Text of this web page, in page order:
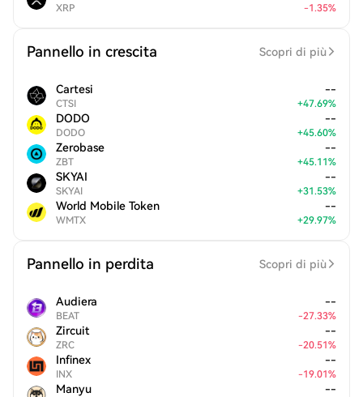
XRP -1.35%
Pannello in crescita Scopri di più
Cartesi
CTSI
--
+47.69%
DODO
DODO
--
+45.60%
Zerobase
ZBT
--
+45.11%
SKYAI
SKYAI
--
+31.53%
World Mobile Token
WMTX
--
+29.97%
Pannello in perdita Scopri di più
Audiera
BEAT
--
-27.33%
Zircuit
ZRC
--
-20.51%
Infinex
INX
--
-19.01%
Manyu --